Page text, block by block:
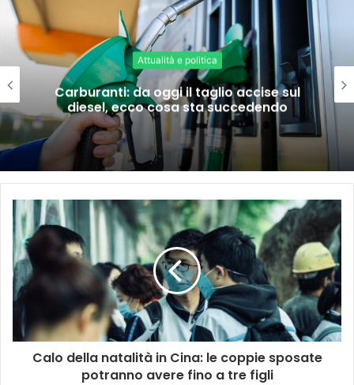
Attualità e politica
Carburanti: da oggi il taglio accise sul
diesel, ecco cosa sta succedendo
Calo della natalità in Cina: le coppie sposate
potranno avere fino a tre figli